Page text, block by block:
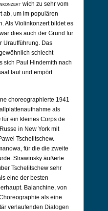
wich zu sehr vom
ab, um im populären
Als Violinkonzert bildet es
dies auch der Grund für
Uraufführung. Das
schlecht
sich Paul Hindemith nach
laut und empört
choreographierte 1941
als
für ein kleines Corps de
in New York mit
Tschelitschew.
für die die zweite
Strawinsky äußerte
Tschelitschew sehr
eine der besten
Balanchine, von
als eine
verlaufenden Dialogen